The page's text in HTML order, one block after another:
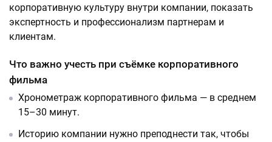
корпоративную культуру внутри компании, показать
экспертность и профессионализм партнерам и
клиентам.
Что важно учесть при съёмке корпоративного
фильма
Хронометраж корпоративного фильма — в среднем
15–30 минут.
Историю компании нужно преподнести так, чтобы